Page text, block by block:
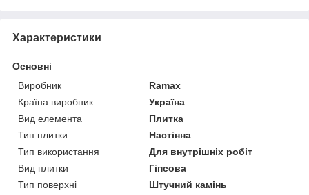
Характеристики
Основні
Виробник
Ramax
Країна виробник
Україна
Вид елемента
Плитка
Тип плитки
Настінна
Тип використання
Для внутрішніх робіт
Вид плитки
Гіпсова
Тип поверхні
Штучний камінь